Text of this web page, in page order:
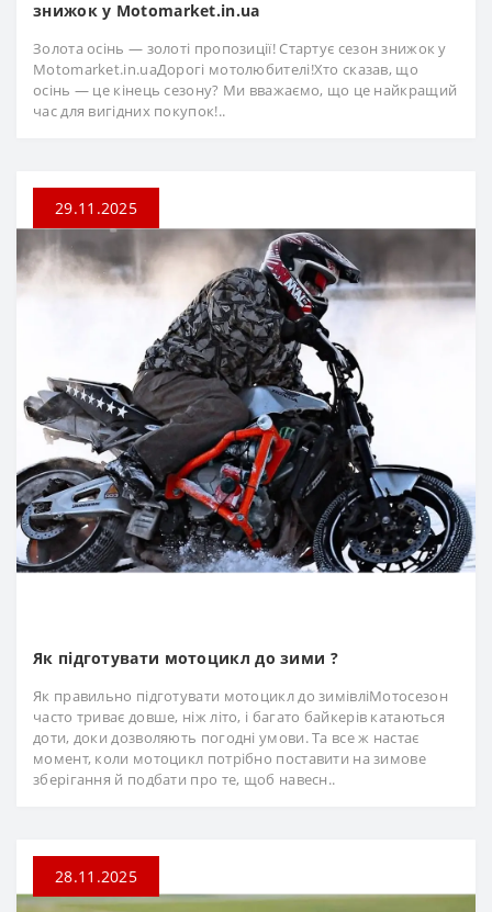
знижок у Motomarket.in.ua
Золота осінь — золоті пропозиції! Стартує сезон знижок у
Motomarket.in.uaДорогі мотолюбителі!Хто сказав, що
осінь — це кінець сезону? Ми вважаємо, що це найкращий
час для вигідних покупок!..
29.11.2025
Як підготувати мотоцикл до зими ?
Як правильно підготувати мотоцикл до зимівліМотосезон
часто триває довше, ніж літо, і багато байкерів катаються
доти, доки дозволяють погодні умови. Та все ж настає
момент, коли мотоцикл потрібно поставити на зимове
зберігання й подбати про те, щоб навесн..
28.11.2025